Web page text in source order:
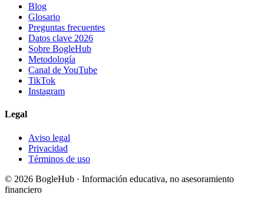
Blog
Glosario
Preguntas frecuentes
Datos clave 2026
Sobre BogleHub
Metodología
Canal de YouTube
TikTok
Instagram
Legal
Aviso legal
Privacidad
Términos de uso
© 2026 BogleHub · Información educativa, no asesoramiento
financiero